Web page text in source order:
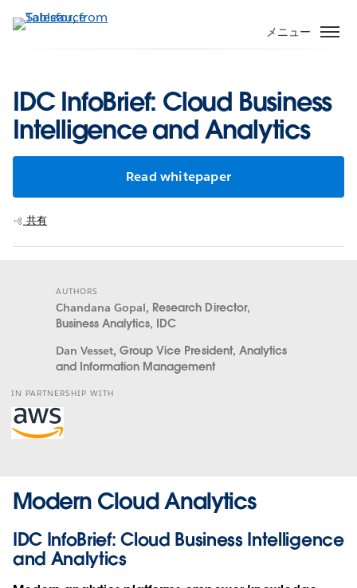
イ
に
動
メニュー
IDC InfoBrief: Cloud Business
Intelligence and Analytics
Read whitepaper
共有
AUTHORS
Chandana Gopal, Research Director,
Business Analytics, IDC
Dan Vesset, Group Vice President, Analytics
and Information Management
IN PARTNERSHIP WITH
Opens
in
new
Modern Cloud Analytics
IDC InfoBrief: Cloud Business Intelligence
and Analytics